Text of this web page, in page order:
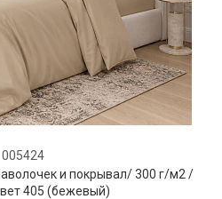
005424
и покрывал/ 300 г/м2 /
405 (бежевый)